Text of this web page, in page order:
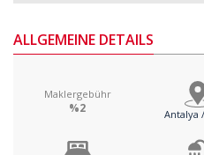
ALLGEMEINE DETAILS
Maklergebühr
%2 Antalya